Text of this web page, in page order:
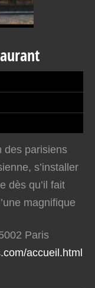
des parisiens
s’installer
dès qu’il fait
magnifique
Paris
accueil.html